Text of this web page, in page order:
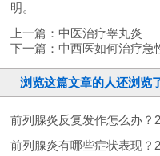
明。
上一篇： 中医治疗睾丸炎
下一篇： 中西医如何治疗急
浏览这篇文章的人还浏览
前列腺炎反复发作怎么办？
前列腺炎有哪些症状表现？